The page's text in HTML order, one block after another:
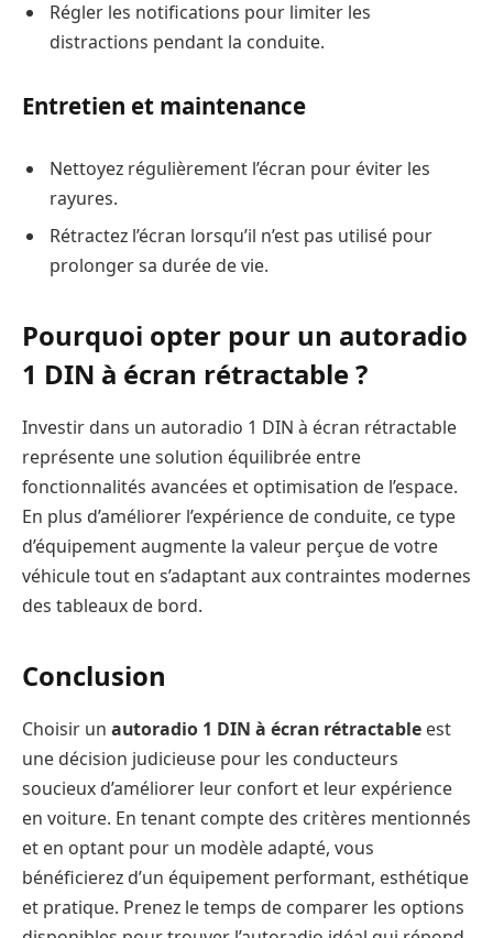
Régler les notifications pour limiter les
distractions pendant la conduite.
Entretien et maintenance
Nettoyez régulièrement l’écran pour éviter les
rayures.
Rétractez l’écran lorsqu’il n’est pas utilisé pour
prolonger sa durée de vie.
Pourquoi opter pour un autoradio
1 DIN à écran rétractable ?
Investir dans un autoradio 1 DIN à écran rétractable
représente une solution équilibrée entre
fonctionnalités avancées et optimisation de l’espace.
En plus d’améliorer l’expérience de conduite, ce type
d’équipement augmente la valeur perçue de votre
véhicule tout en s’adaptant aux contraintes modernes
des tableaux de bord.
Conclusion
Choisir un autoradio 1 DIN à écran rétractable est
une décision judicieuse pour les conducteurs
soucieux d’améliorer leur confort et leur expérience
en voiture. En tenant compte des critères mentionnés
et en optant pour un modèle adapté, vous
bénéficierez d’un équipement performant, esthétique
et pratique. Prenez le temps de comparer les options